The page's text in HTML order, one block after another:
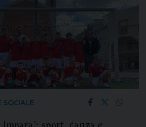
SOCIALE
sport, danza e